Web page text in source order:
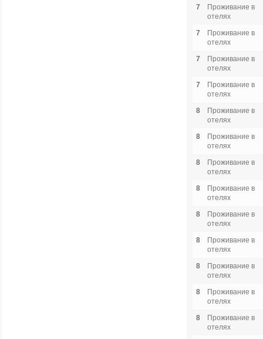
7
Проживание в
отелях
7
Проживание в
отелях
7
Проживание в
отелях
7
Проживание в
отелях
8
Проживание в
отелях
8
Проживание в
отелях
8
Проживание в
отелях
8
Проживание в
отелях
8
Проживание в
отелях
8
Проживание в
отелях
8
Проживание в
отелях
8
Проживание в
отелях
8
Проживание в
отелях